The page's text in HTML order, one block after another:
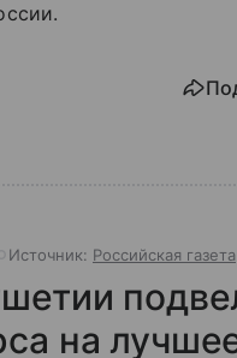
Источник: Российская газета
на